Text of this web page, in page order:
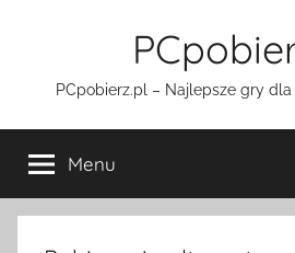
PCpobierz.pl – Najlepsze gry
Menu